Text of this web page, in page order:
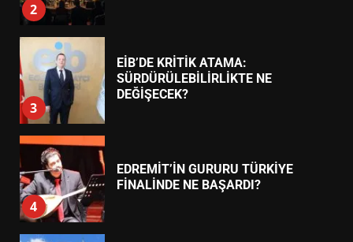
2
3
EİB’DE KRİTİK ATAMA:
SÜRDÜRÜLEBİLİRLİKTE NE
DEĞİŞECEK?
4
EDREMİT’İN GURURU TÜRKİYE
FİNALİNDE NE BAŞARDI?